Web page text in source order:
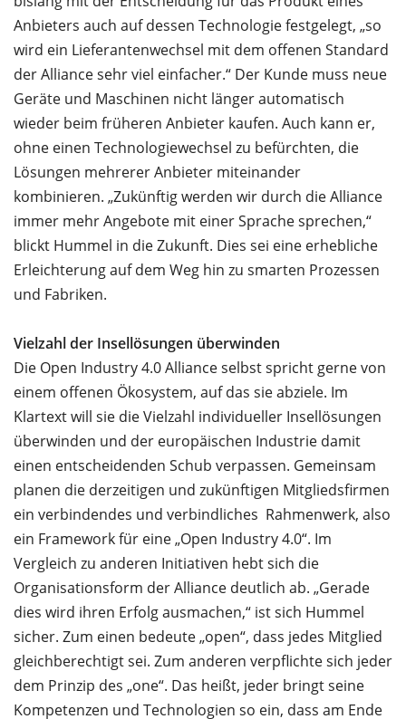
Anbieters auch auf dessen Technologie festgelegt, „so
wird ein Lieferantenwechsel mit dem offenen Standard
der Alliance sehr viel einfacher.“ Der Kunde muss neue
Geräte und Maschinen nicht länger automatisch
wieder beim früheren Anbieter kaufen. Auch kann er,
ohne einen Technologiewechsel zu befürchten, die
Lösungen mehrerer Anbieter miteinander
kombinieren. „Zukünftig werden wir durch die Alliance
immer mehr Angebote mit einer Sprache sprechen,“
blickt Hummel in die Zukunft. Dies sei eine erhebliche
Erleichterung auf dem Weg hin zu smarten Prozessen
und Fabriken.
Vielzahl der Insellösungen überwinden
Die Open Industry 4.0 Alliance selbst spricht gerne von
einem offenen Ökosystem, auf das sie abziele. Im
Klartext will sie die Vielzahl individueller Insellösungen
überwinden und der europäischen Industrie damit
einen entscheidenden Schub verpassen. Gemeinsam
planen die derzeitigen und zukünftigen Mitgliedsfirmen
ein verbindendes und verbindliches Rahmenwerk, also
ein Framework für eine „Open Industry 4.0“. Im
Vergleich zu anderen Initiativen hebt sich die
Organisationsform der Alliance deutlich ab. „Gerade
dies wird ihren Erfolg ausmachen,“ ist sich Hummel
sicher. Zum einen bedeute „open“, dass jedes Mitglied
gleichberechtigt sei. Zum anderen verpflichte sich jeder
dem Prinzip des „one“. Das heißt, jeder bringt seine
Kompetenzen und Technologien so ein, dass am Ende